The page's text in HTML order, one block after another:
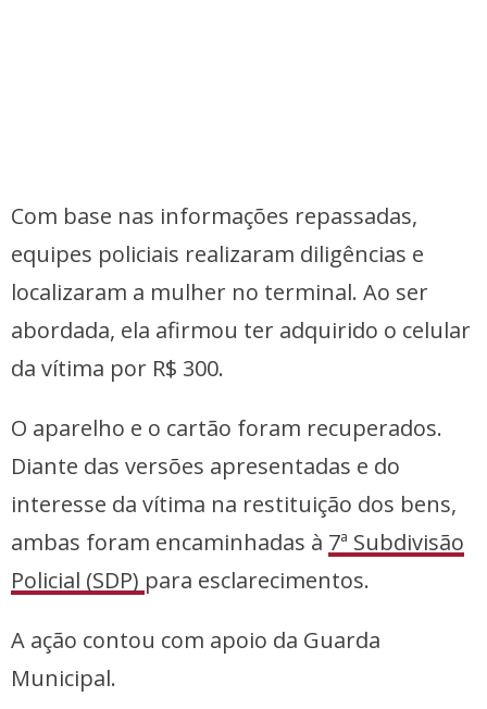
Com base nas informações repassadas,
equipes policiais realizaram diligências e
localizaram a mulher no terminal. Ao ser
abordada, ela afirmou ter adquirido o celular
da vítima por R$ 300.
O aparelho e o cartão foram recuperados.
Diante das versões apresentadas e do
interesse da vítima na restituição dos bens,
ambas foram encaminhadas à 7ª Subdivisão
Policial (SDP) para esclarecimentos.
A ação contou com apoio da Guarda
Municipal.